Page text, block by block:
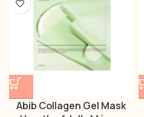
Abib Collagen Gel Mask